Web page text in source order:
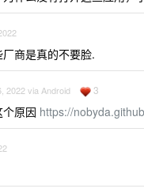
商是真的不要脸.
2022 via Android 3
原因 https://